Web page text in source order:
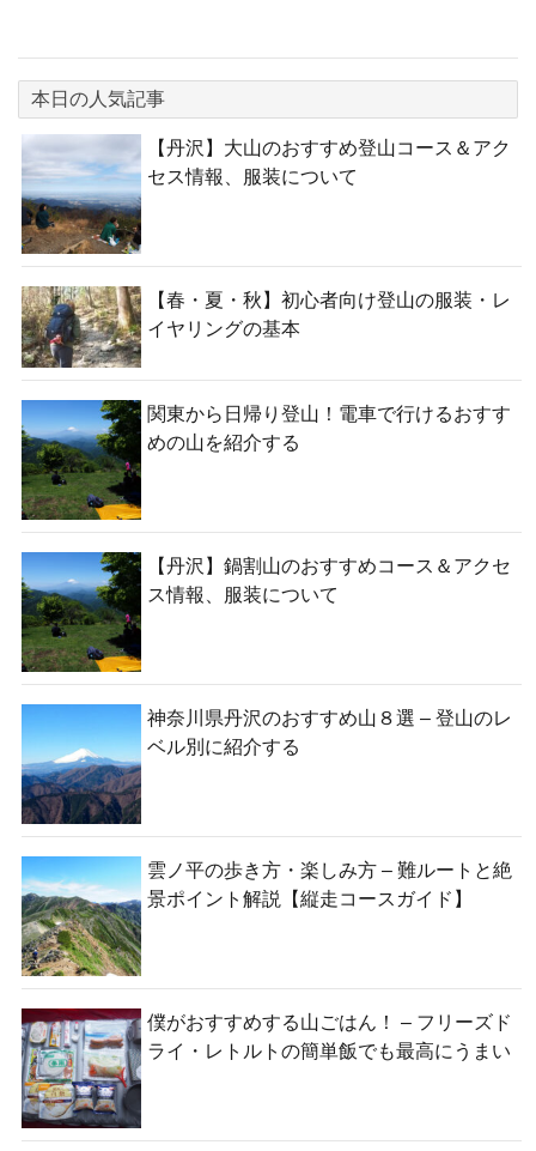
本日の人気記事
【丹沢】大山のおすすめ登山コース＆アク
セス情報、服装について
【春・夏・秋】初心者向け登山の服装・レ
イヤリングの基本
関東から日帰り登山！電車で行けるおすす
めの山を紹介する
【丹沢】鍋割山のおすすめコース＆アクセ
ス情報、服装について
神奈川県丹沢のおすすめ山８選 – 登山のレ
ベル別に紹介する
雲ノ平の歩き方・楽しみ方 – 難ルートと絶
景ポイント解説【縦走コースガイド】
僕がおすすめする山ごはん！ – フリーズド
ライ・レトルトの簡単飯でも最高にうまい